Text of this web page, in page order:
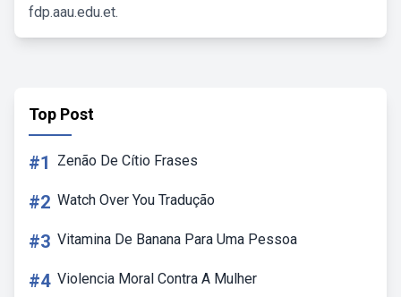
fdp.aau.edu.et.
Top Post
#1 Zenão De Cítio Frases
#2 Watch Over You Tradução
#3 Vitamina De Banana Para Uma Pessoa
#4 Violencia Moral Contra A Mulher